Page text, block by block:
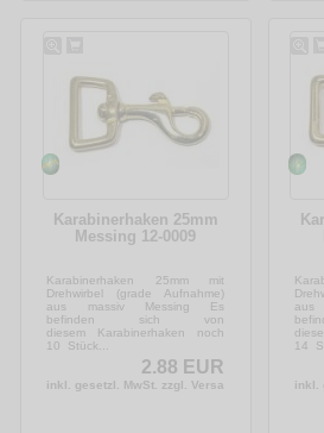
Karabinerhaken 25mm
Messing 12-0009
Karabinerhaken 25mm mit
Drehwirbel (grade Aufnahme)
aus massiv Messing Es
befinden sich von
diesem Karabinerhaken noch
10 Stück...
2.88 EUR
inkl. gesetzl. MwSt. zzgl. Versandkosten
14
inkl.